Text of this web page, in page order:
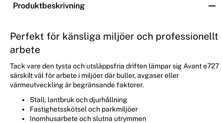
Produktbeskrivning
Perfekt för känsliga miljöer och professionellt
arbete
Tack vare den tysta och utsläppsfria driften lämpar sig Avant e727
särskilt väl för arbete i miljöer där buller, avgaser eller
värmeutveckling är begränsande faktorer.
Stall, lantbruk och djurhållning
Fastighetsskötsel och parkmiljöer
Inomhusarbete och slutna utrymmen